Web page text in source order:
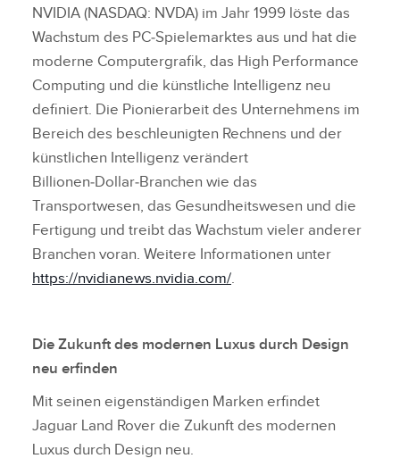
NVIDIA (NASDAQ: NVDA) im Jahr 1999 löste das
Wachstum des PC‑Spielemarktes aus und hat die
moderne Computergrafik, das High Performance
Computing und die künstliche Intelligenz neu
definiert. Die Pionierarbeit des Unternehmens im
Bereich des beschleunigten Rechnens und der
künstlichen Intelligenz verändert
Billionen‑Dollar‑Branchen wie das
Transportwesen, das Gesundheitswesen und die
Fertigung und treibt das Wachstum vieler anderer
Branchen voran. Weitere Informationen unter
https://nvidianews.nvidia.com/.
Die Zukunft des modernen Luxus durch Design
neu erfinden
Mit seinen eigenständigen Marken erfindet
Jaguar Land Rover die Zukunft des modernen
Luxus durch Design neu.